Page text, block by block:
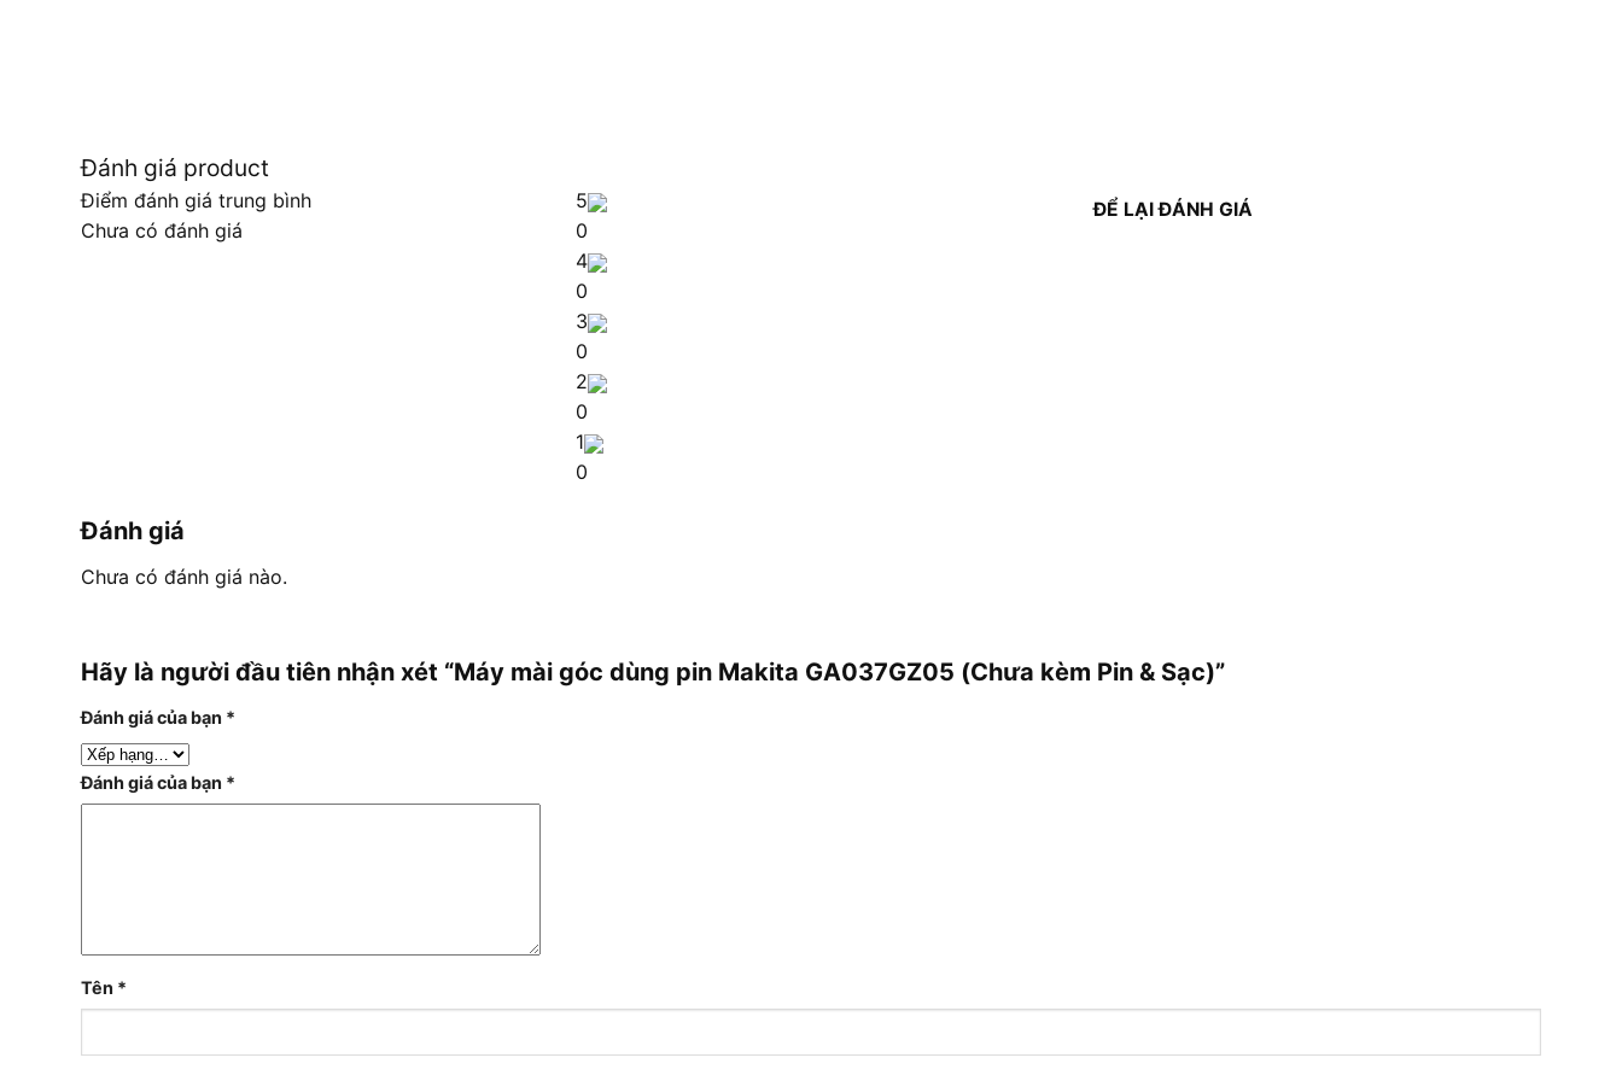
Đánh giá product
Điểm đánh giá trung bình
Chưa có đánh giá
5
0
4
0
3
0
2
0
1
0
ĐỂ LẠI ĐÁNH GIÁ
Đánh giá
Chưa có đánh giá nào.
Hãy là người đầu tiên nhận xét “Máy mài góc dùng pin Makita GA037GZ05 (Chưa kèm Pin & Sạc)”
Đánh giá của bạn *
Đánh giá của bạn *
Tên *